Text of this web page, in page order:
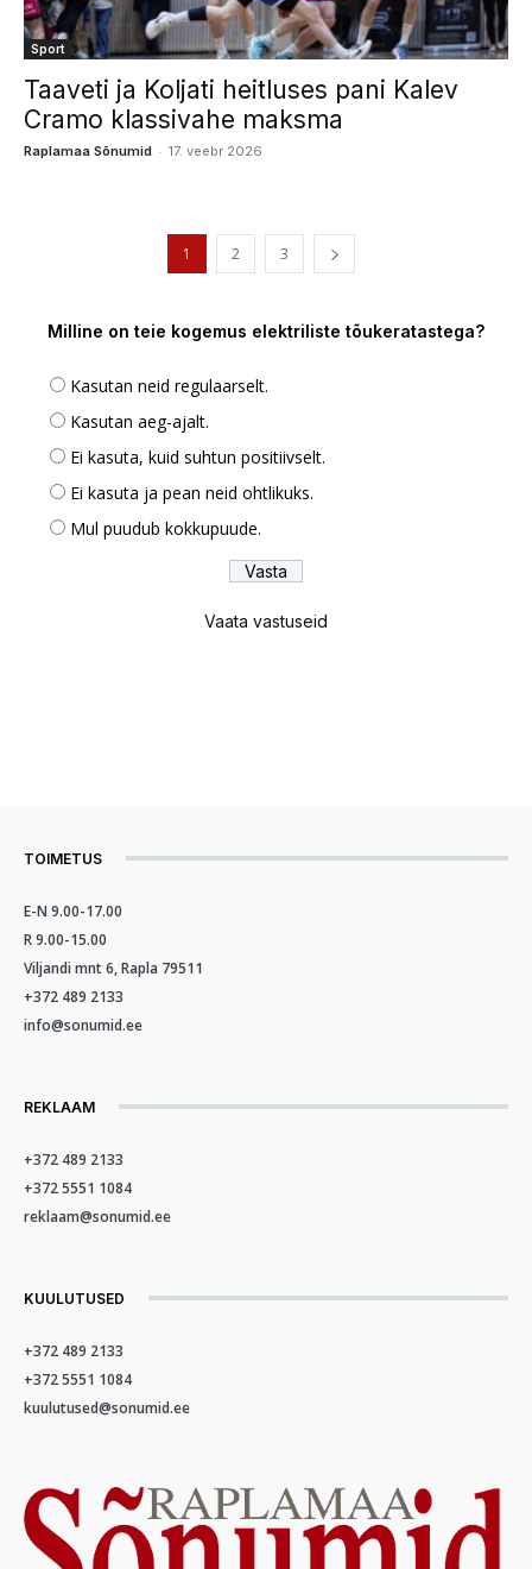
Sport
Taaveti ja Koljati heitluses pani Kalev
Cramo klassivahe maksma
Raplamaa Sõnumid - 17. veebr 2026
1 2 3
Milline on teie kogemus elektriliste tõukeratastega?
Kasutan neid regulaarselt.
Kasutan aeg-ajalt.
Ei kasuta, kuid suhtun positiivselt.
Ei kasuta ja pean neid ohtlikuks.
Mul puudub kokkupuude.
Vaata vastuseid
TOIMETUS
E-N 9.00-17.00
R 9.00-15.00
Viljandi mnt 6, Rapla 79511
+372 489 2133
info@sonumid.ee
REKLAAM
+372 489 2133
+372 5551 1084
reklaam@sonumid.ee
KUULUTUSED
+372 489 2133
+372 5551 1084
kuulutused@sonumid.ee